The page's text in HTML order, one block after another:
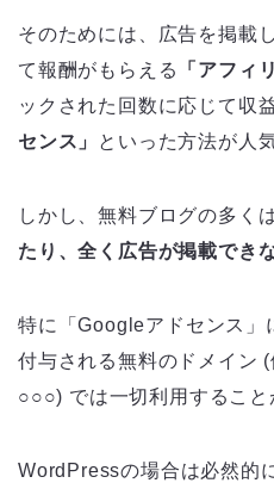
そのためには、広告を掲載
て報酬がもらえる
「アフィ
ックされた回数に応じて収
センス」
といった方法が人
しかし、無料ブログの多く
たり、全く広告が掲載でき
特に「Googleアドセンス」
付与される無料のドメイン
○○○) では一切利用すること
WordPressの場合は必然的